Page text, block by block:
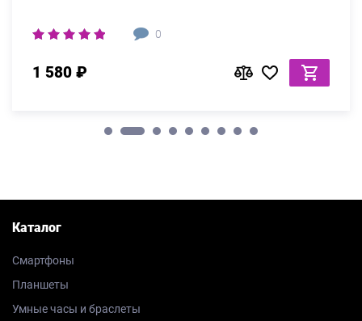
0
1 580 ₽
Каталог
Смартфоны
Планшеты
Умные часы и браслеты